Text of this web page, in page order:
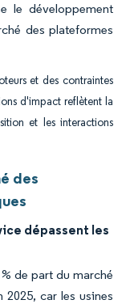
le développement
des plateformes
et des contraintes
d'impact reflètent la
et les interactions
des
dépassent les
de part du marché
car les usines